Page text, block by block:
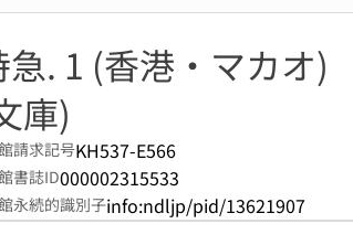
. 1 (香港・マカオ)
庫)
請求記号KH537-E566
書誌ID000002315533
永続的識別子info:ndljp/pid/13621907